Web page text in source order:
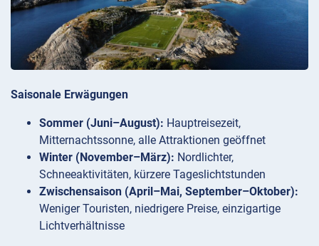
Saisonale Erwägungen
Sommer (Juni–August): Hauptreisezeit,
Mitternachtssonne, alle Attraktionen geöffnet
Winter (November–März): Nordlichter,
Schneeaktivitäten, kürzere Tageslichtstunden
Zwischensaison (April–Mai, September–Oktober):
Weniger Touristen, niedrigere Preise, einzigartige
Lichtverhältnisse